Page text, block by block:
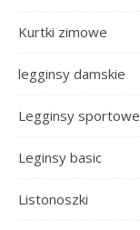
Kurtki zimowe
legginsy damskie
Legginsy sportowe
Leginsy basic
Listonoszki